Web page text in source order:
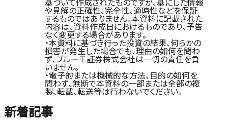
や見解の正確性、完全性、適時性などを保証
するものではありません。本資料に記載された
内容は、資料作成日におけるものであり、予告
なく変更する場合があります。
・本資料に基づき行った投資の結果、何らかの
損害が発生した場合でも、理由の如何を問わ
ず、ブルーモ証券株式会社は一切の責任を負
いません。
・電子的または機械的な方法、目的の如何を
問わず、無断で本資料の一部または全部の複
製、転載、転送等は行わないでください。
新着記事